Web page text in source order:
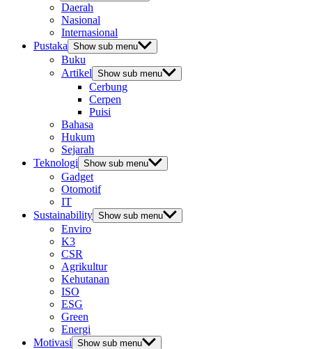
Daerah
Nasional
Internasional
Pustaka Show sub menu
Buku
Artikel Show sub menu
Cerbung
Cerpen
Puisi
Bahasa
Hukum
Sejarah
Teknologi Show sub menu
Gadget
Otomotif
IT
Sustainability Show sub menu
Enviro
K3
CSR
Agrikultur
Kehutanan
ISO
ESG
Green
Energi
Motivasi Show sub menu